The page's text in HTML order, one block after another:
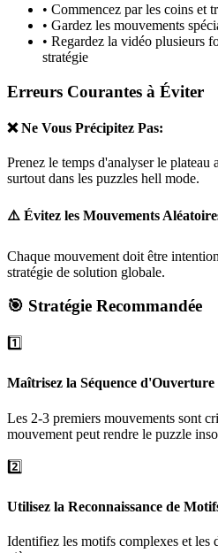
• Commencez par les coins et
• Gardez les mouvements
• Regardez la vidéo plusieurs
stratégie
Erreurs Courantes à Éviter
❌ Ne Vous Précipitez Pas:
Prenez le temps d'analyser le plateau
surtout dans les puzzles hell mode.
⚠️ Évitez les Mouvements
Chaque mouvement doit être
stratégie de solution globale.
🎯 Stratégie Recommandée
1️⃣
Maîtrisez la Séquence d'Ouverture
Les 2-3 premiers mouvements sont
mouvement peut rendre le puzzle
2️⃣
Utilisez la Reconnaissance de
Identifiez les motifs complexes et les